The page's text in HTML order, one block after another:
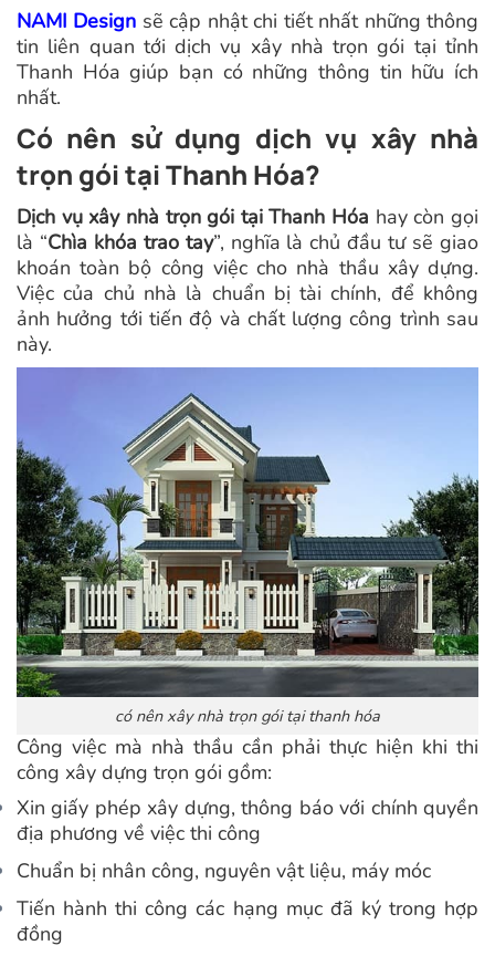
NAMI Design sẽ cập nhật chi tiết nhất những thông
tin liên quan tới dịch vụ xây nhà trọn gói tại tỉnh
Thanh Hóa giúp bạn có những thông tin hữu ích
nhất.
Có nên sử dụng dịch vụ xây nhà
trọn gói tại Thanh Hóa?
Dịch vụ xây nhà trọn gói tại Thanh Hóa hay còn gọi
là “Chìa khóa trao tay”, nghĩa là chủ đầu tư sẽ giao
khoán toàn bộ công việc cho nhà thầu xây dựng.
Việc của chủ nhà là chuẩn bị tài chính, để không
ảnh hưởng tới tiến độ và chất lượng công trình sau
này.
có nên xây nhà trọn gói tại thanh hóa
Công việc mà nhà thầu cần phải thực hiện khi thi
công xây dựng trọn gói gồm:
Xin giấy phép xây dựng, thông báo với chính quyền
địa phương về việc thi công
Chuẩn bị nhân công, nguyên vật liệu, máy móc
Tiến hành thi công các hạng mục đã ký trong hợp
đồng